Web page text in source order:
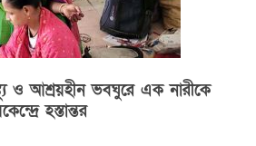
ও আশ্রয়হীন ভবঘুরে এক নারীকে
হস্তান্তর